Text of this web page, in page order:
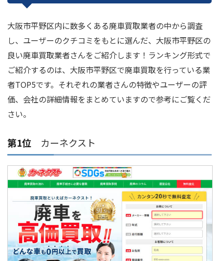
大阪市平野区内に数多くある廃車買取業者の中から調査
し、ユーザーのクチコミをもとに選んだ、大阪市平野区の
良い廃車買取業者さんをご紹介します！ランキング形式で
ご紹介するのは、大阪市平野区で廃車買取を行っている業
者TOP5です。それぞれの業者さんの特徴やユーザーの評
価、会社の詳細情報をまとめていますので参考にご覧くだ
さい。
第1位 カーネクスト